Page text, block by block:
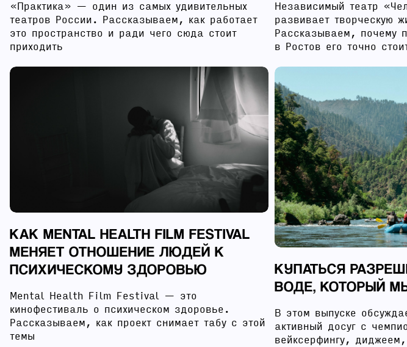
«Практика» — один из самых удивительных
театров России. Рассказываем, как работает
это пространство и ради чего сюда стоит
приходить
Независимый театр
развивает творческую
Рассказываем, почему
в Ростов его точно
КАК MENTAL HEALTH FILM FESTIVAL
МЕНЯЕТ ОТНОШЕНИЕ ЛЮДЕЙ К
ПСИХИЧЕСКОМУ ЗДОРОВЬЮ
Mental Health Film Festival — это
кинофестиваль о психическом здоровье.
Рассказываем, как проект снимает табу с этой
темы
КУПАТЬСЯ
ВОДЕ, КОТОРЫЙ
В этом выпуске
активный досуг с
вейксерфингу,